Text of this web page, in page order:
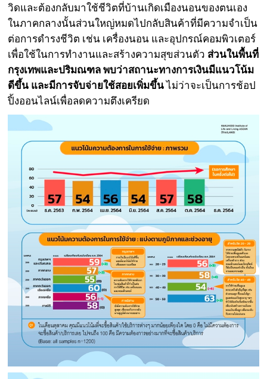
วิดและต้องกลับมาใช้ชีวิตที่บ้านเกิดเมืองนอนของตนเอง
ในภาคกลางนั้นส่วนใหญ่หมดไปกลับสินค้าที่มีความจำเป็น
ต่อการดำรงชีวิต เช่น เครื่องนอน และอุปกรณ์คอมพิวเตอร์
เพื่อใช้ในการทำงานและสร้างความสุขส่วนตัว ส่วนในพื้นที่
กรุงเทพและปริมณฑล พบว่าสถานะทางการเงินมีแนวโน้ม
ดีขึ้น และมีการจับจ่ายใช้สอยเพิ่มขึ้นไม่ว่าจะเป็นการช้อป
ปิ้งออนไลน์เพื่อลดความตึงเครียด